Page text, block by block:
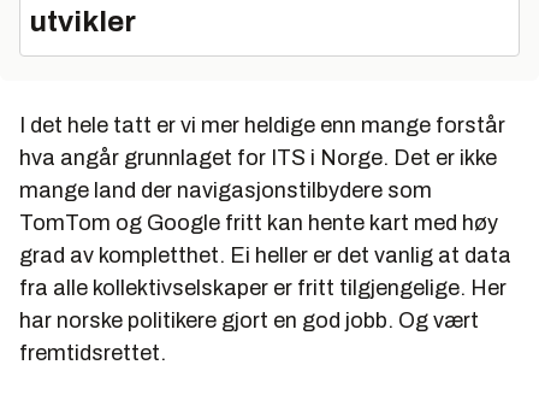
utvikler
I det hele tatt er vi mer heldige enn mange forstår
hva angår grunnlaget for ITS i Norge. Det er ikke
mange land der navigasjonstilbydere som
TomTom og Google fritt kan hente kart med høy
grad av kompletthet. Ei heller er det vanlig at data
fra alle kollektivselskaper er fritt tilgjengelige. Her
har norske politikere gjort en god jobb. Og vært
fremtidsrettet.